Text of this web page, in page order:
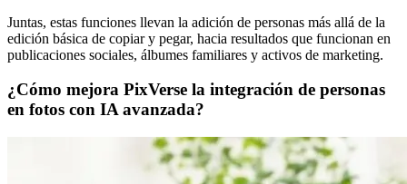
Juntas, estas funciones llevan la adición de personas más allá de la
edición básica de copiar y pegar, hacia resultados que funcionan en
publicaciones sociales, álbumes familiares y activos de marketing.
¿Cómo mejora PixVerse la integración de personas
en fotos con IA avanzada?